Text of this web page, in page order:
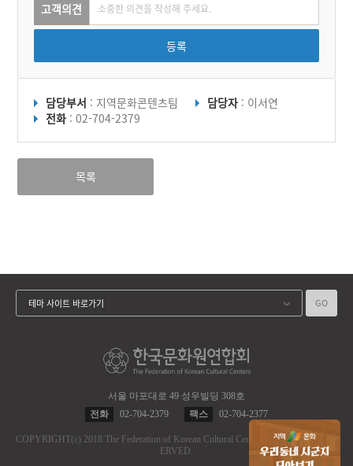
고객의견
등록
담당부서 : 지역문화콘텐츠팀 담당자 : 이서연
전화 : 02-704-2379
목록
서울 마포대로 49 성우빌딩 308호
전화
02-704-2379 팩스 02-704-2377
COPYRIGHT(c) 2018 The Federation of Korean Cultural Centers.
ALL RIGHT RES
ERVED.
테마 사이트 바로가기 GO